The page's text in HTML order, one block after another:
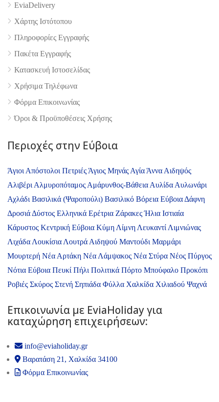
EviaDelivery
Χάρτης Ιστότοπου
Πληροφορίες Εγγραφής
Πακέτα Εγγραφής
Κατασκευή Ιστοσελίδας
Χρήσιμα Τηλέφωνα
Φόρμα Επικοινωνίας
Όροι & Προϋποθέσεις Xρήσης
Περιοχές στην Εύβοια
Άγιοι Απόστολοι Πετριές Άγιος Μηνάς Αγία Άννα Αιδηψός
Αλιβέρι Αλμυροπόταμος Αμάρυνθος-Βάθεια Αυλίδα Αυλωνάρι
Αχλάδι Βασιλικά (Ψαροπούλι) Βασιλικό Βόρεια Εύβοια Δάφνη
Δροσιά Δύστος Ελληνικά Ερέτρια ΖάρακεςΉλια Ιστιαία
Κάρυστος Κεντρική Εύβοια Κύμη Λίμνη Λευκαντί Λιμνιώνας
Λιχάδα Λουκίσια Λουτρά Αιδηψού Μαντούδι Μαρμάρι
Μουρτερή Νέα Αρτάκη Νέα Λάμψακος Νέα Στύρα Νέος Πύργος
Νότια Εύβοια Πευκί Πήλι Πολιτικά Πόρτο Μπούφαλο Προκόπι
Ροβιές Σκύρος Στενή Σηπιάδα Φύλλα Χαλκίδα Χιλιαδού Ψαχνά
Επικοινωνία με ΕviaHoliday για
καταχώρηση επιχειρήσεων:
info@eviaholiday.gr
Βαρατάση 21, Χαλκίδα 34100
Φόρμα Επικοινωνίας